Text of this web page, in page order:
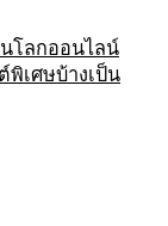
โลกออนไลน์
เศษบ้างเป็น